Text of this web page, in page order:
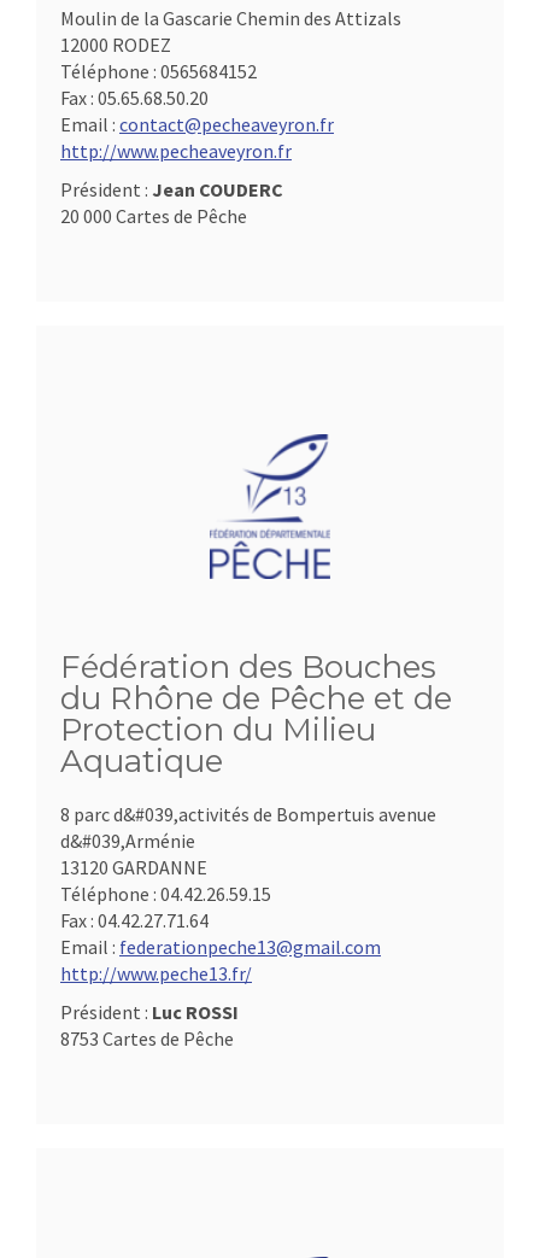
Moulin de la Gascarie Chemin des Attizals
12000 RODEZ
Téléphone : 0565684152
Fax : 05.65.68.50.20
Email : contact@pecheaveyron.fr
http://www.pecheaveyron.fr
Président : Jean COUDERC
20 000 Cartes de Pêche
Fédération des Bouches
du Rhône de Pêche et de
Protection du Milieu
Aquatique
8 parc d&#039,activités de Bompertuis avenue
d&#039,Arménie
13120 GARDANNE
Téléphone : 04.42.26.59.15
Fax : 04.42.27.71.64
Email : federationpeche13@gmail.com
http://www.peche13.fr/
Président : Luc ROSSI
8753 Cartes de Pêche